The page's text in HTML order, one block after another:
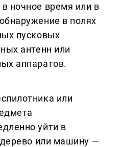
ночное время или в
в полях
пусковых
антенн или
аппаратов.
или
уйти в
или машину —